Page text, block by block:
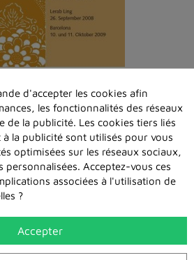
- Teil 2 MP3
d'accepter les cookies afin
les fonctionnalités des réseaux
de la publicité. Les cookies tiers liés
à la publicité sont utilisés pour vous
optimisées sur les réseaux sociaux,
personnalisées. Acceptez-vous ces
associées à l'utilisation de
?
Accepter